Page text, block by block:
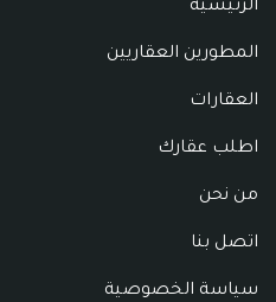
الرئيسية
المطورين العقاريين
العقارات
اطلب عقارك
من نحن
اتصل بنا
سياسة الخصوصية